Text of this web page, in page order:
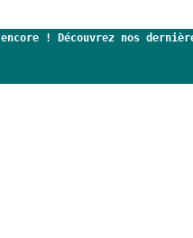
encore ! Découvrez nos